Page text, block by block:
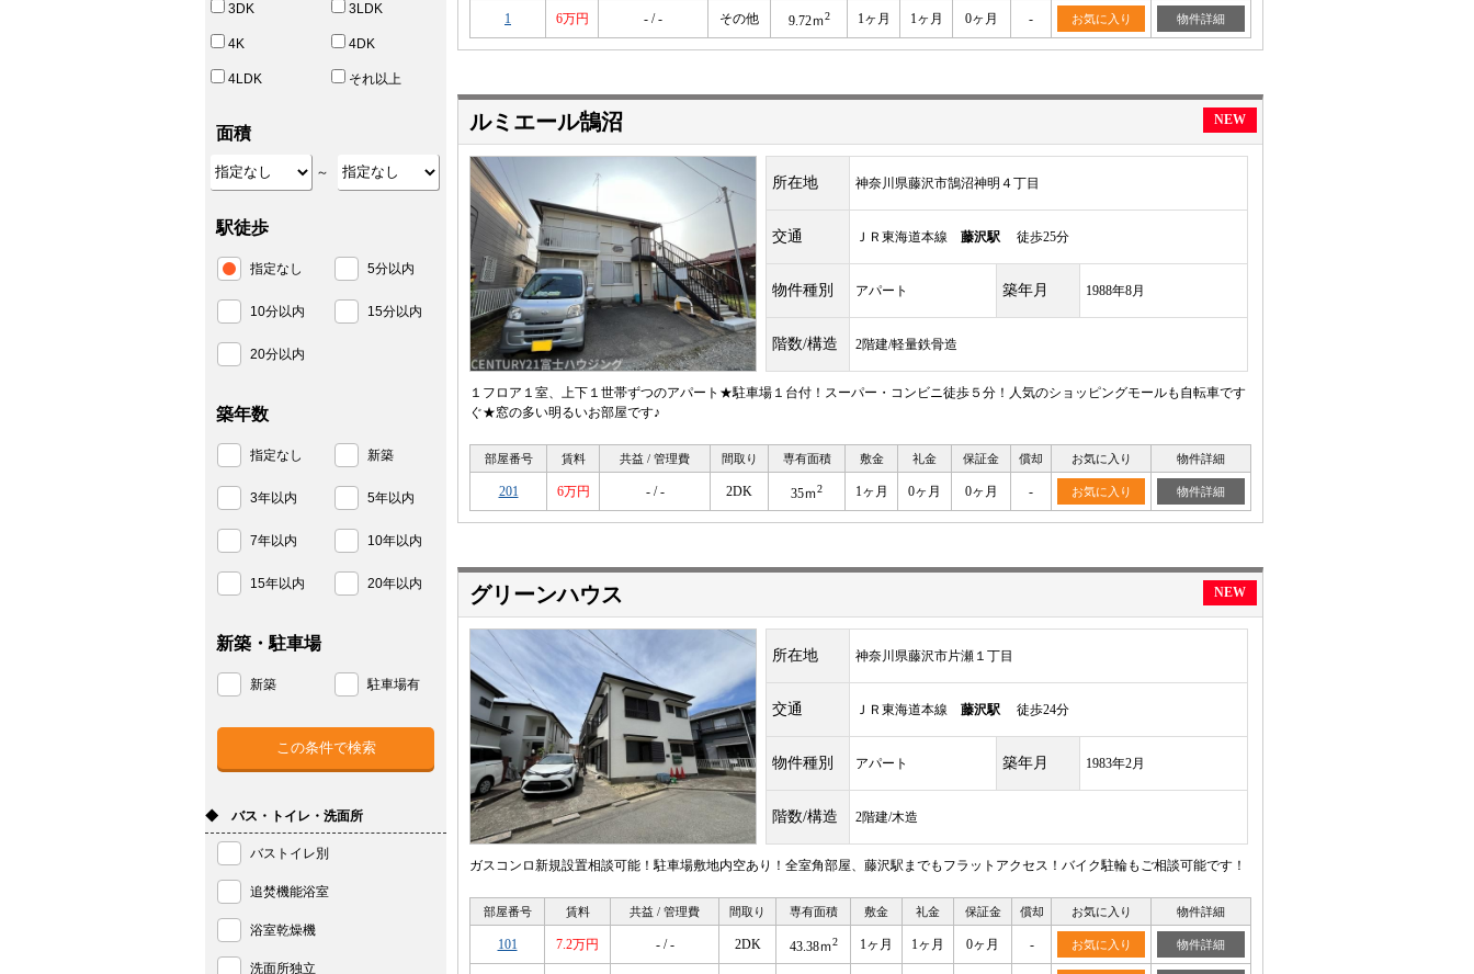
1 6万円 - / - その他 9.72ｍ2 1ヶ月 1ヶ月 0ヶ月 - お気に入り 物件詳細
ルミエール鵠沼 NEW
所在地 神奈川県藤沢市鵠沼神明４丁目
交通 ＪＲ東海道本線 藤沢駅 徒歩25分
物件種別 アパート 築年月 1988年8月
階数/構造 2階建/軽量鉄骨造
１フロア１室、上下１世帯ずつのアパート★駐車場１台付！スーパー・コンビニ徒歩５分！人気のショッピングモールも自転車です
ぐ★窓の多い明るいお部屋です♪
部屋番号 賃料 共益 / 管理費 間取り 専有面積 敷金 礼金 保証金 償却 お気に入り 物件詳細
201 6万円 - / - 2DK 35ｍ2 1ヶ月 0ヶ月 0ヶ月 - お気に入り 物件詳細
グリーンハウス NEW
所在地 神奈川県藤沢市片瀬１丁目
交通 ＪＲ東海道本線 藤沢駅 徒歩24分
物件種別 アパート 築年月 1983年2月
階数/構造 2階建/木造
ガスコンロ新規設置相談可能！駐車場敷地内空あり！全室角部屋、藤沢駅までもフラットアクセス！バイク駐輪もご相談可能です！
部屋番号 賃料 共益 / 管理費 間取り 専有面積 敷金 礼金 保証金 償却 お気に入り 物件詳細
101 7.2万円 - / - 2DK 43.38ｍ2 1ヶ月 1ヶ月 0ヶ月 - お気に入り 物件詳細
3DK 3LDK
4K 4DK
4LDK それ以上
面積
～
駅徒歩
指定なし 5分以内
10分以内 15分以内
20分以内
築年数
指定なし 新築
3年以内 5年以内
7年以内 10年以内
15年以内 20年以内
新築・駐車場
新築 駐車場有
◆ バス・トイレ・洗面所
バストイレ別
追焚機能浴室
浴室乾燥機
洗面所独立